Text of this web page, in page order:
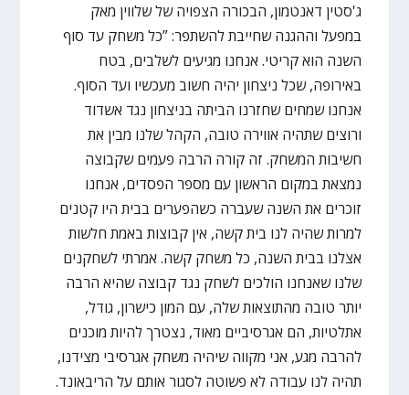
ג'סטין דאנטמון, הבכורה הצפויה של שלווין מאק
במפעל וההגנה שחייבת להשתפר: ”כל משחק עד סוף
השנה הוא קריטי. אנחנו מגיעים לשלבים, בטח
באירופה, שכל ניצחון יהיה חשוב מעכשיו ועד הסוף.
אנחנו שמחים שחזרנו הביתה בניצחון נגד אשדוד
ורוצים שתהיה אווירה טובה, הקהל שלנו מבין את
חשיבות המשחק. זה קורה הרבה פעמים שקבוצה
נמצאת במקום הראשון עם מספר הפסדים, אנחנו
זוכרים את השנה שעברה כשהפערים בבית היו קטנים
למרות שהיה לנו בית קשה, אין קבוצות באמת חלשות
אצלנו בבית השנה, כל משחק קשה. אמרתי לשחקנים
שלנו שאנחנו הולכים לשחק נגד קבוצה שהיא הרבה
יותר טובה מהתוצאות שלה, עם המון כישרון, גודל,
אתלטיות, הם אגרסיביים מאוד, נצטרך להיות מוכנים
להרבה מגע, אני מקווה שיהיה משחק אגרסיבי מצידנו,
תהיה לנו עבודה לא פשוטה לסגור אותם על הריבאונד.